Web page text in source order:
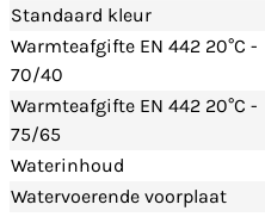
Standaard kleur
Warmteafgifte EN 442 20°C -
70/40
Warmteafgifte EN 442 20°C -
75/65
Waterinhoud
Watervoerende voorplaat